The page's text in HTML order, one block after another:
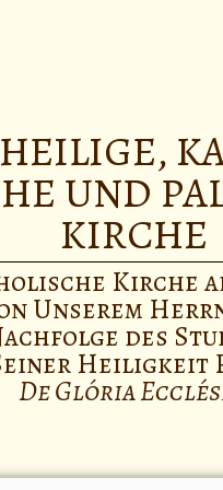
UND
KIRCHE
Kirche
Unserem
des
Heiligkeit
De Glória